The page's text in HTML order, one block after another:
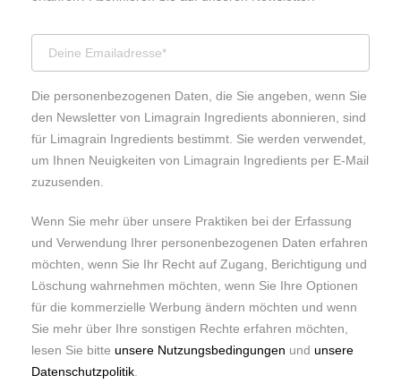
Die personenbezogenen Daten, die Sie angeben, wenn Sie
den Newsletter von Limagrain Ingredients abonnieren, sind
für Limagrain Ingredients bestimmt. Sie werden verwendet,
um Ihnen Neuigkeiten von Limagrain Ingredients per E-Mail
zuzusenden.
Wenn Sie mehr über unsere Praktiken bei der Erfassung
und Verwendung Ihrer personenbezogenen Daten erfahren
möchten, wenn Sie Ihr Recht auf Zugang, Berichtigung und
Löschung wahrnehmen möchten, wenn Sie Ihre Optionen
für die kommerzielle Werbung ändern möchten und wenn
Sie mehr über Ihre sonstigen Rechte erfahren möchten,
lesen Sie bitte unsere Nutzungsbedingungen und unsere
Datenschutzpolitik